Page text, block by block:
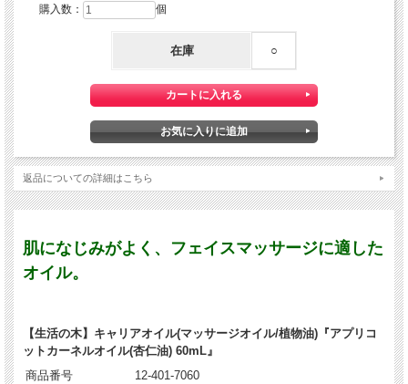
購入数： 個
在庫 ○
返品についての詳細はこちら
肌になじみがよく、フェイスマッサージに適した
オイル。
【生活の木】キャリアオイル(マッサージオイル/植物油)『アプリコ
ットカーネルオイル(杏仁油) 60mL』
商品番号
12-401-7060